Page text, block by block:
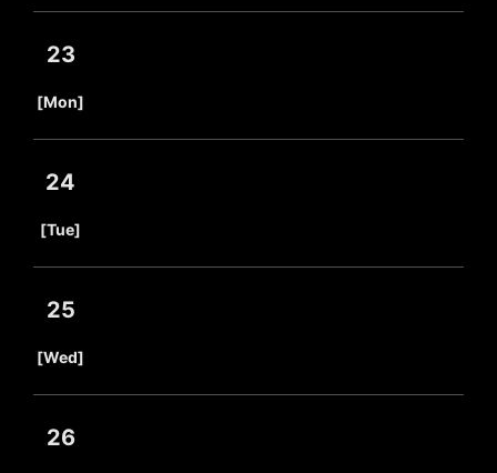
23
[Mon]
24
[Tue]
25
[Wed]
26